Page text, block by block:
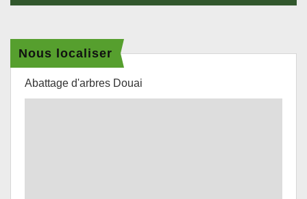
Nous localiser
Abattage d'arbres Douai